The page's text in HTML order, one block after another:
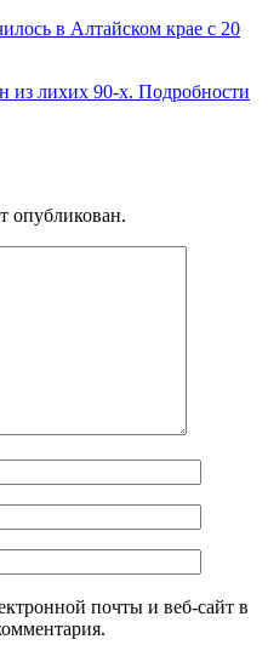
в Алтайском крае с 20
из лихих 90-х. Подробности
опубликован.
почты и веб-сайт в